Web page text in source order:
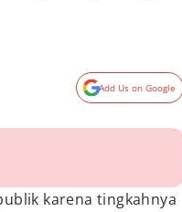
Add Us on Google
karena tingkahnya